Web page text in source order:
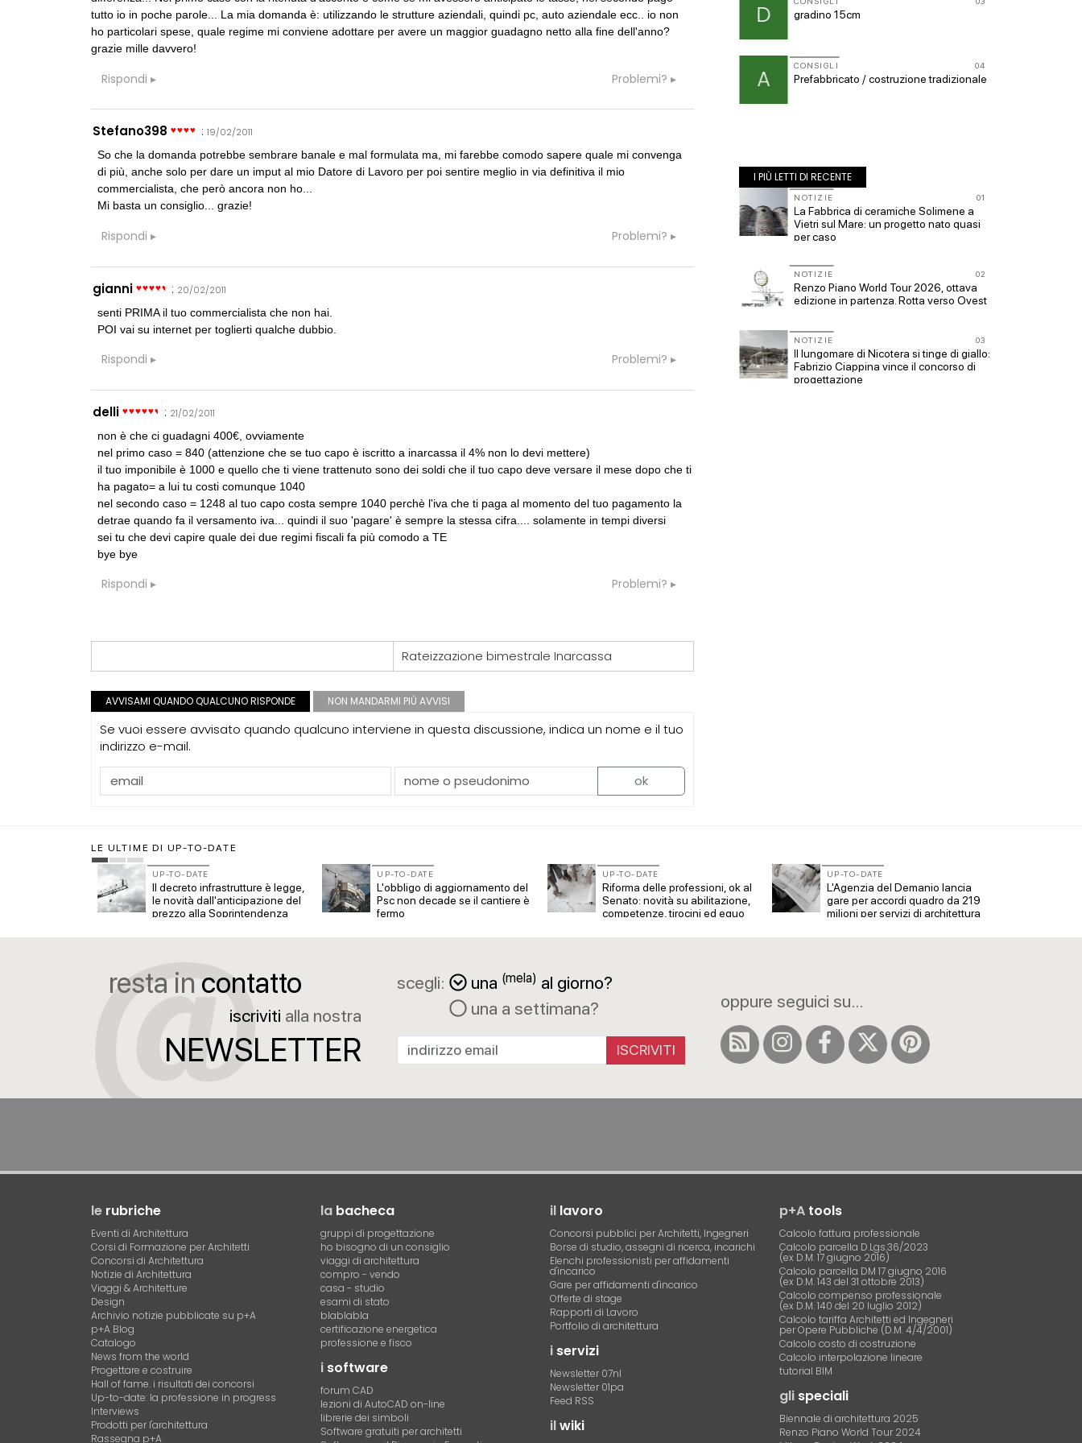
tutto io in poche parole... La mia domanda è: utilizzando le strutture aziendali, quindi pc, auto aziendale ecc.. io non
ho particolari spese, quale regime mi conviene adottare per avere un maggior guadagno netto alla fine dell'anno?
grazie mille davvero!
Rispondi Problemi?
Stefano398 :19/02/2011
So che la domanda potrebbe sembrare banale e mal formulata ma, mi farebbe comodo sapere quale mi convenga
di più, anche solo per dare un imput al mio Datore di Lavoro per poi sentire meglio in via definitiva il mio
commercialista, che però ancora non ho...
Mi basta un consiglio... grazie!
Rispondi Problemi?
gianni : 20/02/2011
senti PRIMA il tuo commercialista che non hai.
POI vai su internet per toglierti qualche dubbio.
Rispondi Problemi?
delli : 21/02/2011
non è che ci guadagni 400€, ovviamente
nel primo caso = 840 (attenzione che se tuo capo è iscritto a inarcassa il 4% non lo devi mettere)
il tuo imponibile è 1000 e quello che ti viene trattenuto sono dei soldi che il tuo capo deve versare il mese dopo che ti
ha pagato= a lui tu costi comunque 1040
nel secondo caso = 1248 al tuo capo costa sempre 1040 perchè l'iva che ti paga al momento del tuo pagamento la
detrae quando fa il versamento iva... quindi il suo 'pagare' è sempre la stessa cifra.... solamente in tempi diversi
sei tu che devi capire quale dei due regimi fiscali fa più comodo a TE
bye bye
Rispondi Problemi?
Rateizzazione bimestrale Inarcassa
AVVISAMI QUANDO QUALCUNO RISPONDE NON MANDARMI PIÙ AVVISI
Se vuoi essere avvisato quando qualcuno interviene in questa discussione, indica un nome e il tuo
indirizzo e-mail.
ok
p spulciando qua e là... vecchia pratica c Parcheggi pertinenziali
Cerco un Progettista impianti per
D gradino 15cm
A 04
CONSIGLI
Prefabbricato / costruzione tradizionale
I PIÙ LETTI DI RECENTE
Venezia
di architettura
ELASTICOFarm
Città Osmotiche: la rigenerazione
gestione dell'acqua e resilienza
01
NOTIZIE
La Fabbrica di ceramiche Solimene a
Vietri sul Mare: un progetto nato quasi
per caso
02
NOTIZIE
Renzo Piano World Tour 2026, ottava
edizione in partenza. Rotta verso Ovest
03
NOTIZIE
Il lungomare di Nicotera si tinge di giallo:
Fabrizio Ciappina vince il concorso di
progettazione
LE ULTIME DI UP-TO-DATE
UP-TO-DATE
Il decreto infrastrutture è legge,
le novità dall'anticipazione del
prezzo alla Soprintendenza
UP-TO-DATE
L'obbligo di aggiornamento del
Psc non decade se il cantiere è
fermo
UP-TO-DATE
Riforma delle professioni, ok al
Senato: novità su abilitazione,
competenze, tirocini ed equo
UP-TO-DATE
L'Agenzia del Demanio lancia
gare per accordi quadro da 219
milioni per servizi di architettura
resta in contatto
iscriviti alla nostra
NEWSLETTER
scegli: una (mela) al giorno?
una a settimana?
ISCRIVITI
oppure seguici su...
le rubriche
Eventi di Architettura
Corsi di Formazione per Architetti
Concorsi di Architettura
Notizie di Architettura
Viaggi & Architetture
Design
Archivio notizie pubblicate su p+A
p+A Blog
Catalogo
News from the world
Progettare e costruire
Hall of fame. i risultati dei concorsi
Up-to-date: la professione in progress
Interviews
Prodotti per l'architettura
Rassegna p+A
la bacheca
gruppi di progettazione
ho bisogno di un consiglio
viaggi di architettura
compro - vendo
casa - studio
esami di stato
blablabla
certificazione energetica
professione e fisco
i software
forum CAD
lezioni di AutoCAD on-line
librerie dei simboli
Software gratuiti per architetti
il lavoro
Concorsi pubblici per Architetti, Ingegneri
Borse di studio, assegni di ricerca, incarichi
Elenchi professionisti per affidamenti
d'incarico
Gare per affidamenti d'incarico
Offerte di stage
Rapporti di Lavoro
Portfolio di architettura
i servizi
Newsletter 07nl
Newsletter 01pa
Feed RSS
ilwiki
p+A tools
Calcolo fattura professionale
Calcolo parcella D.Lgs.36/2023
(ex D.M. 17 giugno 2016)
Calcolo parcella DM 17 giugno 2016
(ex D.M. 143 del 31 ottobre 2013)
Calcolo compenso professionale
(ex D.M. 140 del 20 luglio 2012)
Calcolo tariffa Architetti ed Ingegneri
per Opere Pubbliche (D.M. 4/4/2001)
Calcolo costo di costruzione
Calcolo interpolazione lineare
tutorial BIM
gli speciali
Biennale di architettura 2025
Renzo Piano World Tour 2024